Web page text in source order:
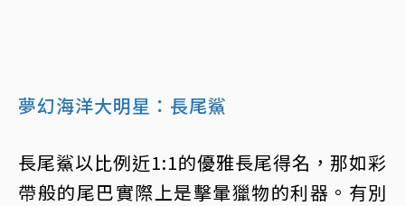
夢幻海洋大明星：長尾鯊
長尾鯊以比例近1:1的優雅長尾得名，那如彩
帶般的尾巴實際上是擊暈獵物的利器。有別